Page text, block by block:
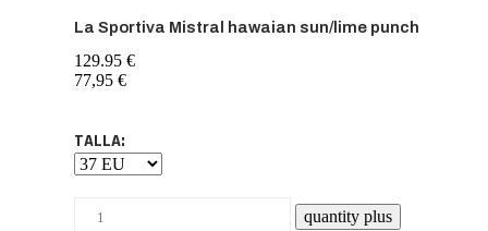
La Sportiva Mistral hawaian sun/lime punch
129.95 €
77,95 €
TALLA: